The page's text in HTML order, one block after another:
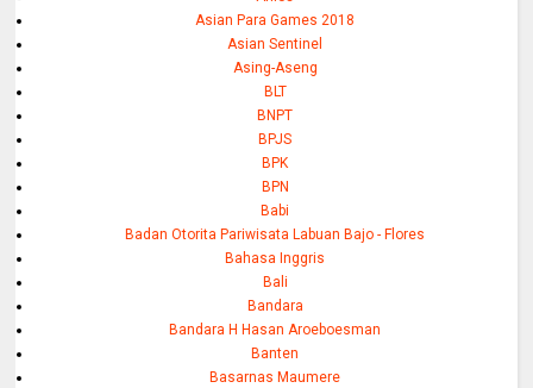
Asian Para Games 2018
Asian Sentinel
Asing-Aseng
BLT
BNPT
BPJS
BPK
BPN
Babi
Badan Otorita Pariwisata Labuan Bajo - Flores
Bahasa Inggris
Bali
Bandara
Bandara H Hasan Aroeboesman
Banten
Basarnas Maumere